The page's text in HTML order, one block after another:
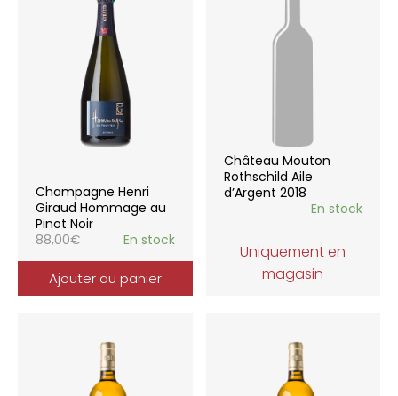
Champagne Henri
Giraud Hommage au
Pinot Noir
88,00€ En stock
Ajouter au panier
Château Mouton
Rothschild Aile
d’Argent 2018
En stock
Uniquement en
magasin